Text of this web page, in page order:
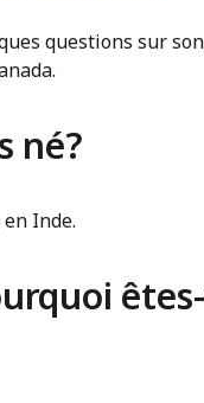
questions sur
né?
Inde.